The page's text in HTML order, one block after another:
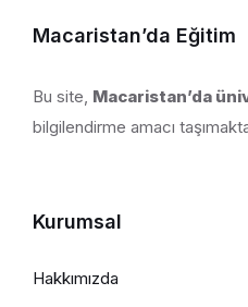
Macaristan’da Eğitim
Bu site, Macaristan’da
bilgilendirme amacı
Kurumsal
Hakkımızda